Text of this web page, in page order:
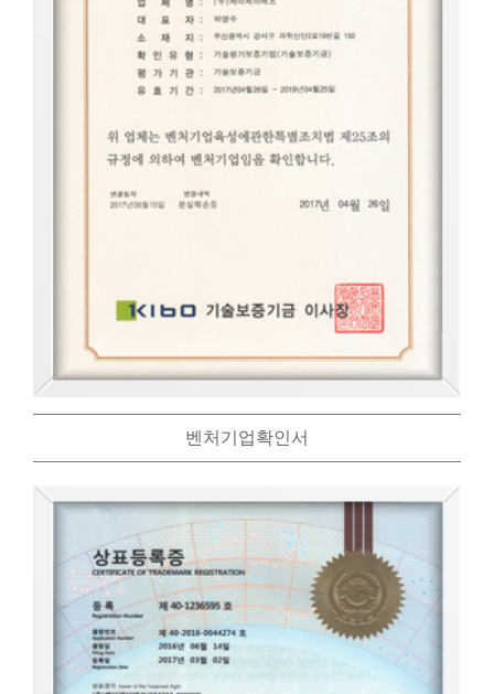
벤처기업확인서